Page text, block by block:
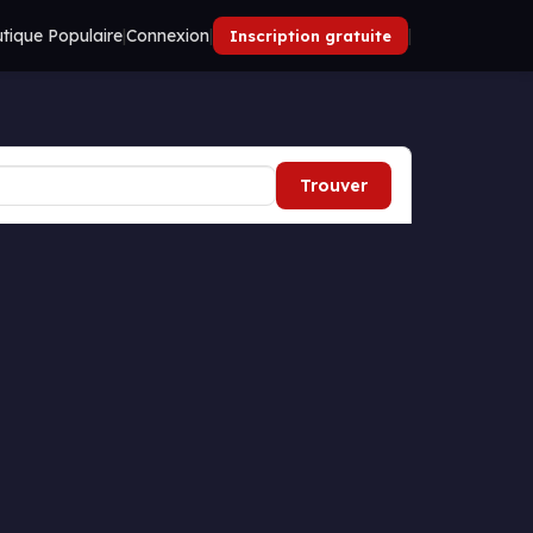
Populaire|Connexion| Inscription gratuite |
Trouver